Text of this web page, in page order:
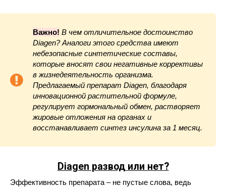
Важно! В чем отличительное достоинство
Diagen? Аналоги этого средства имеют
небезопасные синтетические составы,
которые вносят свои негативные коррективы
в жизнедеятельность организма.
Предлагаемый препарат Diagen, благодаря
инновационной растительной формуле,
регулирует гормональный обмен, растворяет
жировые отложения на органах и
восстанавливает синтез инсулина за 1 месяц.
Diagen развод или нет?
Эффективность препарата – не пустые слова, ведь